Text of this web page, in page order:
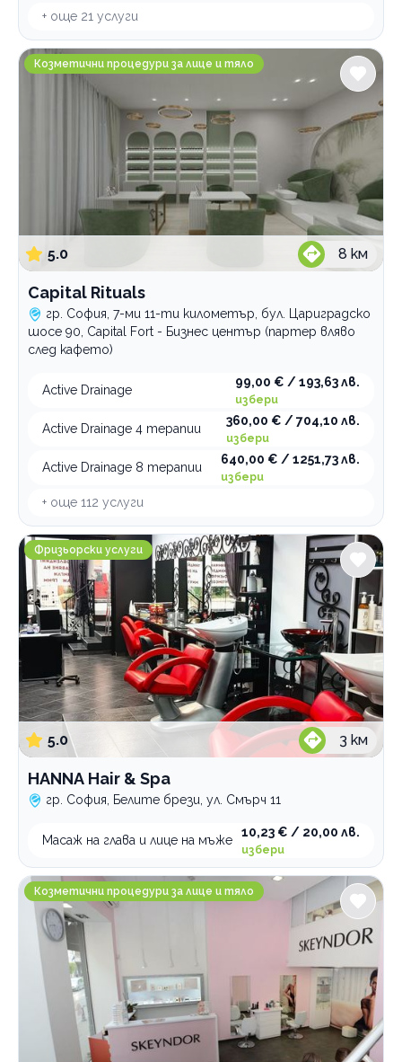
+ още 21 услуги
Capital Rituals
Козметични процедури за лице и тяло
5.0 8 км
Capital Rituals
гр. София, 7-ми 11-ти километър, бул. Цариградско
шосе 90, Capital Fort - Бизнес център (партер вляво
след кафето)
Active Drainage
99,00 € / 193,63 лв.
избери
Active Drainage 4 терапии
360,00 € / 704,10 лв.
избери
Active Drainage 8 терапии
640,00 € / 1251,73 лв.
избери
+ още 112 услуги
HANNА Hair & Spa
Фризьорски услуги
5.0 3 км
HANNА Hair & Spa
гр. София, Белите брези, ул. Смърч 11
Масаж на глава и лице на мъже
10,23 € / 20,00 лв.
избери
Skeyndor Institute Bulgaria
Козметични процедури за лице и тяло